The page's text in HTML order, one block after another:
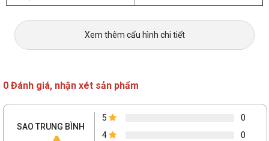
Xem thêm cấu hình chi tiết
0 Đánh giá, nhận xét sản phẩm
SAO TRUNG BÌNH
5
0
4
0